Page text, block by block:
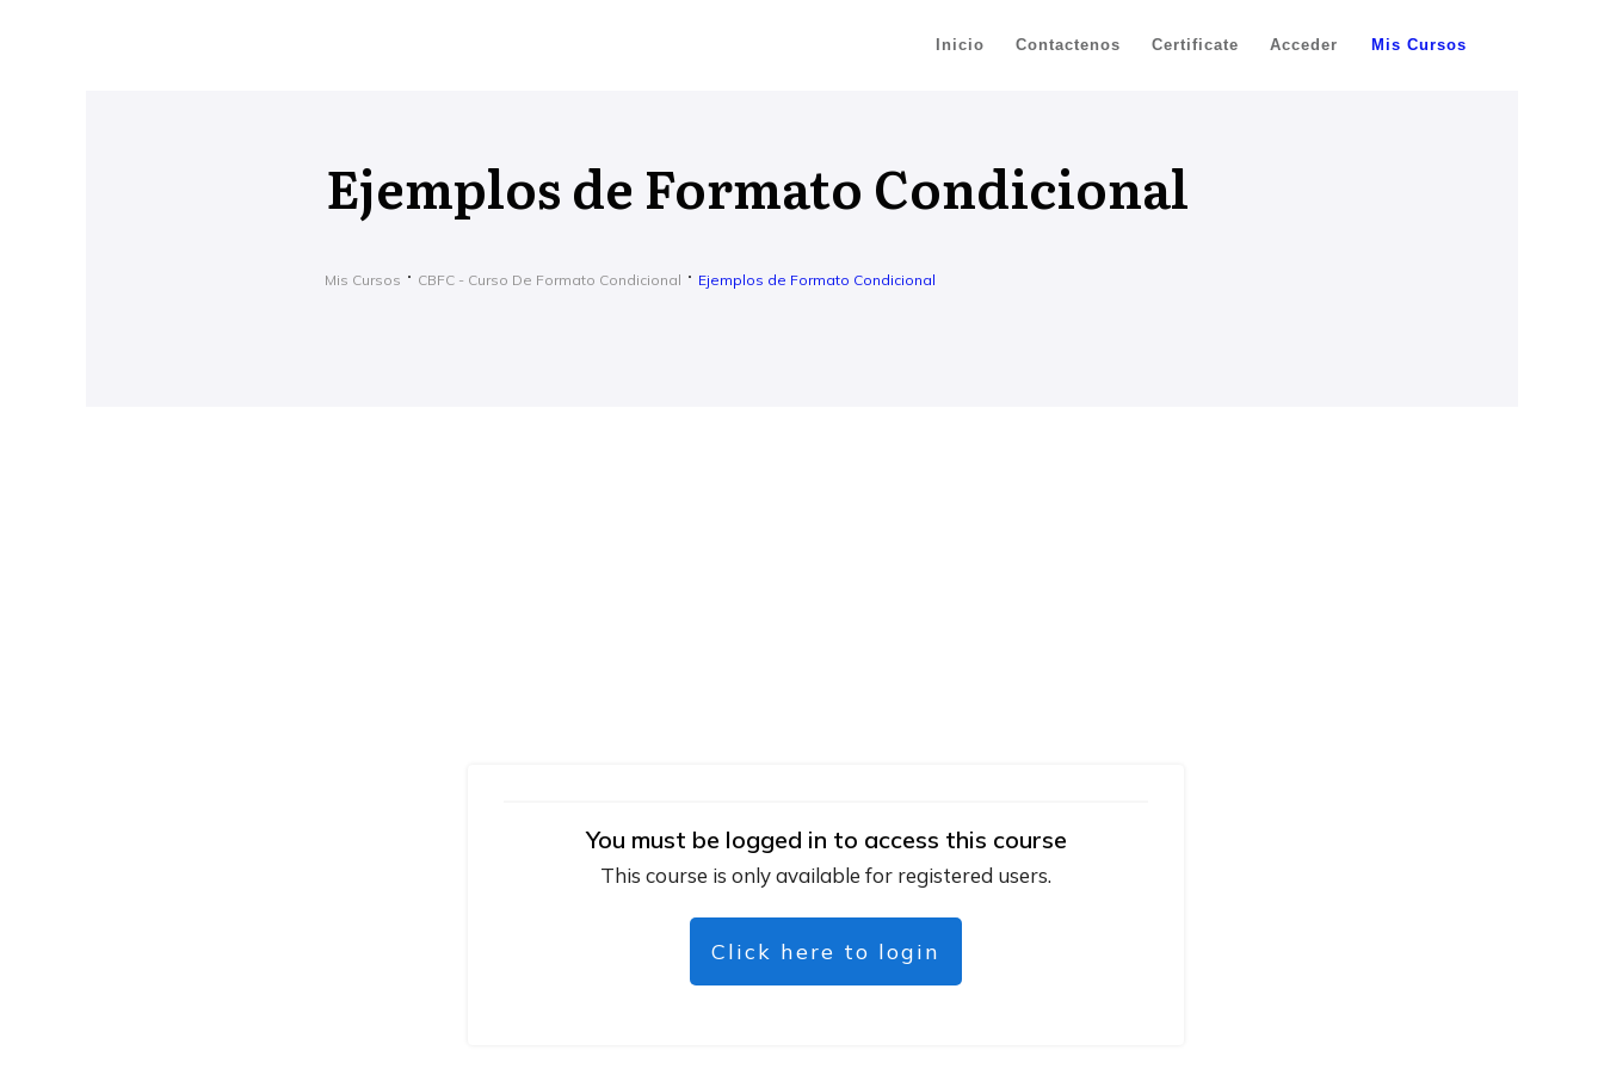
Inicio Contactenos Certificate Acceder Mis Cursos
Ejemplos de Formato Condicional
Mis Cursos CBFC - Curso De Formato Condicional Ejemplos de Formato Condicional
You must be logged in to access this course
This course is only available for registered users.
Click here to login